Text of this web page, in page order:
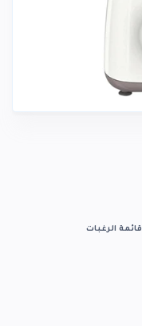
قائمة الرغبات